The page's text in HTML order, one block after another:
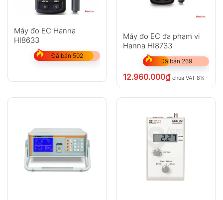
Máy đo EC Hanna
HI8633
Đã bán 502
Máy đo EC đa phạm vi
Hanna HI8733
Đã bán 269
12.960.000₫ chưa VAT 8%